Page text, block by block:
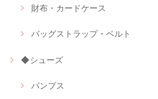
財布・カードケース
バッグストラップ・ベルト
◆シューズ
パンプス